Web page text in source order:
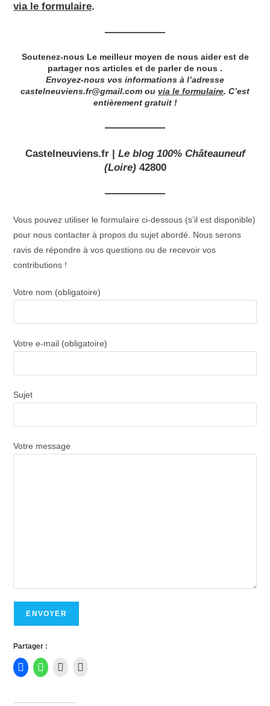
via le formulaire.
Soutenez-nous Le meilleur moyen de nous aider est de
partager nos articles et de parler de nous .
Envoyez-nous vos informations à l’adresse
castelneuviens.fr@gmail.com ou via le formulaire. C’est
entièrement gratuit !
Castelneuviens.fr| Le blog 100% Châteauneuf
(Loire)42800
Vous pouvez utiliser le formulaire ci-dessous (s’il est disponible)
pour nous contacter à propos du sujet abordé. Nous serons
ravis de répondre à vos questions ou de recevoir vos
contributions !
Votre nom (obligatoire)
Votre e-mail (obligatoire)
Sujet
Votre message
Partager :